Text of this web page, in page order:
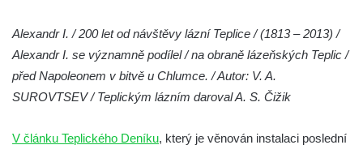
Socha Mamutí lebka v ZOO Hluboká
Socha Mamut srstnatý v ZOO Hluboká
Socha Orel v ZOO Hluboká
Socha Přátelství v ZOO Hluboká
Alexandr I. / 200 let od návštěvy lázní Teplice / (1813 – 2013) /
Alexandr I. se významně podílel / na obraně lázeňských Teplic /
před Napoleonem v bitvě u Chlumce. / Autor: V. A.
SUROVTSEV / Teplickým lázním daroval A. S. Čižik
V článku Teplického Deníku, který je věnován instalaci poslední